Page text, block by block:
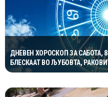
ДНЕВЕН ХОРОСКОП ЗА САБОТА,
БЛЕСКААТ ВО ЉУБОВТА,
ОДЛИЧЕН ДЕН ЗА ХАРМОНИЈА